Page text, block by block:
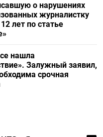
о нарушениях
журналистку
лет по статье
нашла
Залужный заявил,
срочная